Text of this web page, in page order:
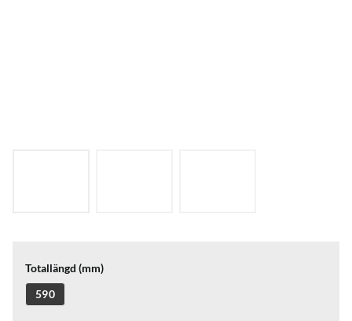
Totallängd (mm)
590